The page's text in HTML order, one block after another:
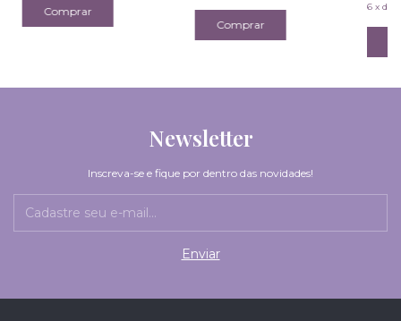
6 x de
Newsletter
Inscreva-se e fique por dentro das novidades!